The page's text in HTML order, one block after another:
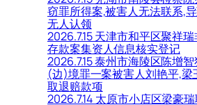
窃罪所得案,被害人无法联系,
无人认领
2026.7.15 天津市和平区聚祥
存款案集资人信息核实登记
2026.7.15 泰州市海陵区陈增
(边)境罪一案被害人刘艳平,梁
取退赔款项
2026.7.14 太原市小店区梁豪